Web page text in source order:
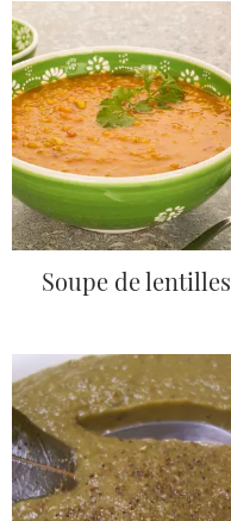
Soupe de lentilles